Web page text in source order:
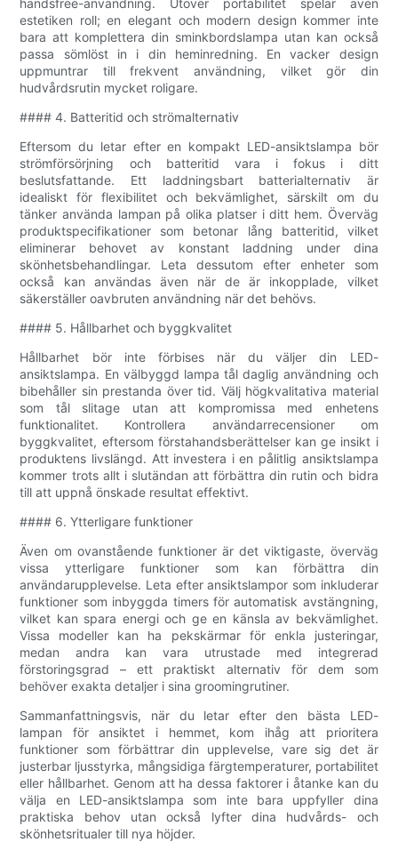
estetiken roll; en elegant och modern design kommer inte
bara att komplettera din sminkbordslampa utan kan också
passa sömlöst in i din heminredning. En vacker design
uppmuntrar till frekvent användning, vilket gör din
hudvårdsrutin mycket roligare.
#### 4. Batteritid och strömalternativ
Eftersom du letar efter en kompakt LED-ansiktslampa bör
strömförsörjning och batteritid vara i fokus i ditt
beslutsfattande. Ett laddningsbart batterialternativ är
idealiskt för flexibilitet och bekvämlighet, särskilt om du
tänker använda lampan på olika platser i ditt hem. Överväg
produktspecifikationer som betonar lång batteritid, vilket
eliminerar behovet av konstant laddning under dina
skönhetsbehandlingar. Leta dessutom efter enheter som
också kan användas även när de är inkopplade, vilket
säkerställer oavbruten användning när det behövs.
#### 5. Hållbarhet och byggkvalitet
Hållbarhet bör inte förbises när du väljer din LED-
ansiktslampa. En välbyggd lampa tål daglig användning och
bibehåller sin prestanda över tid. Välj högkvalitativa material
som tål slitage utan att kompromissa med enhetens
funktionalitet. Kontrollera användarrecensioner om
byggkvalitet, eftersom förstahandsberättelser kan ge insikt i
produktens livslängd. Att investera i en pålitlig ansiktslampa
kommer trots allt i slutändan att förbättra din rutin och bidra
till att uppnå önskade resultat effektivt.
#### 6. Ytterligare funktioner
Även om ovanstående funktioner är det viktigaste, överväg
vissa ytterligare funktioner som kan förbättra din
användarupplevelse. Leta efter ansiktslampor som inkluderar
funktioner som inbyggda timers för automatisk avstängning,
vilket kan spara energi och ge en känsla av bekvämlighet.
Vissa modeller kan ha pekskärmar för enkla justeringar,
medan andra kan vara utrustade med integrerad
förstoringsgrad – ett praktiskt alternativ för dem som
behöver exakta detaljer i sina groomingrutiner.
Sammanfattningsvis, när du letar efter den bästa LED-
lampan för ansiktet i hemmet, kom ihåg att prioritera
funktioner som förbättrar din upplevelse, vare sig det är
justerbar ljusstyrka, mångsidiga färgtemperaturer, portabilitet
eller hållbarhet. Genom att ha dessa faktorer i åtanke kan du
välja en LED-ansiktslampa som inte bara uppfyller dina
praktiska behov utan också lyfter dina hudvårds- och
skönhetsritualer till nya höjder.